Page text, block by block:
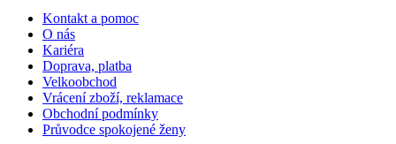
Kontakt a pomoc
O nás
Kariéra
Doprava, platba
Velkoobchod
Vrácení zboží, reklamace
Obchodní podmínky
Průvodce spokojené ženy